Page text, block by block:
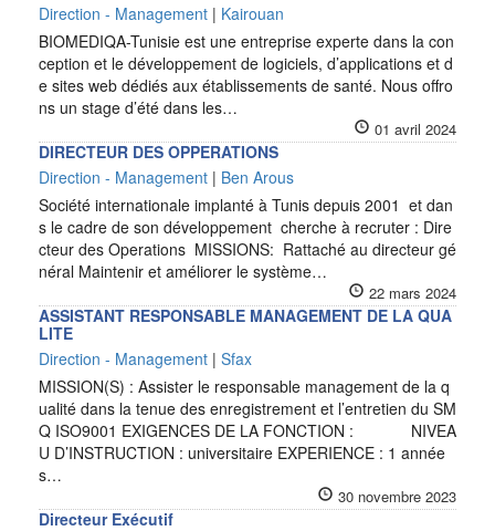
Direction - Management | Kairouan
BIOMEDIQA-Tunisie est une entreprise experte dans la con
ception et le développement de logiciels, d’applications et d
e sites web dédiés aux établissements de santé. Nous offro
ns un stage d’été dans les…
01 avril 2024
DIRECTEUR DES OPPERATIONS
Direction - Management | Ben Arous
Société internationale implanté à Tunis depuis 2001 et dan
s le cadre de son développement cherche à recruter : Dire
cteur des Operations MISSIONS: Rattaché au directeur gé
néral Maintenir et améliorer le système…
22 mars 2024
ASSISTANT RESPONSABLE MANAGEMENT DE LA QUA
LITE
Direction - Management | Sfax
MISSION(S) : Assister le responsable management de la q
ualité dans la tenue des enregistrement et l’entretien du SM
Q ISO9001 EXIGENCES DE LA FONCTION : NIVEA
U D’INSTRUCTION : universitaire EXPERIENCE : 1 année
s…
30 novembre 2023
Directeur Exécutif